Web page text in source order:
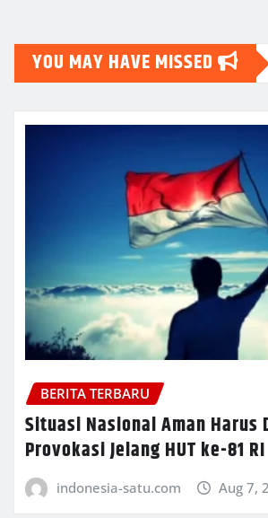
YOU MAY HAVE MISSED
BERITA TERBARU
Situasi Nasional Aman Harus
Provokasi Jelang HUT ke-81 RI
indonesia-satu.com Aug 7,